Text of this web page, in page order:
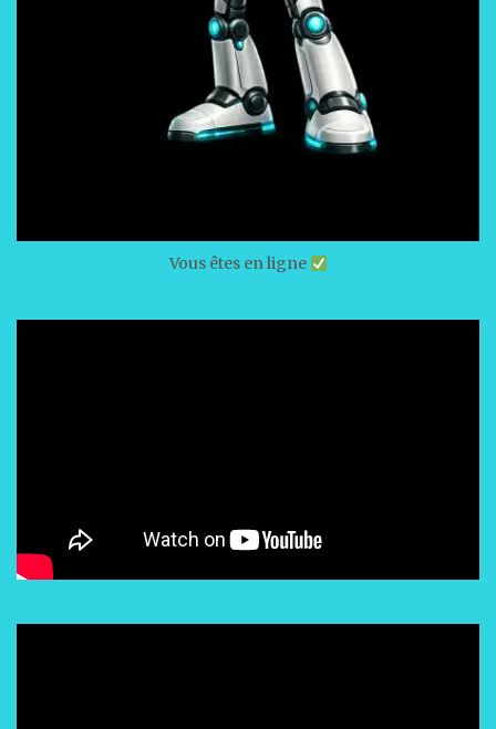
Vous êtes en ligne